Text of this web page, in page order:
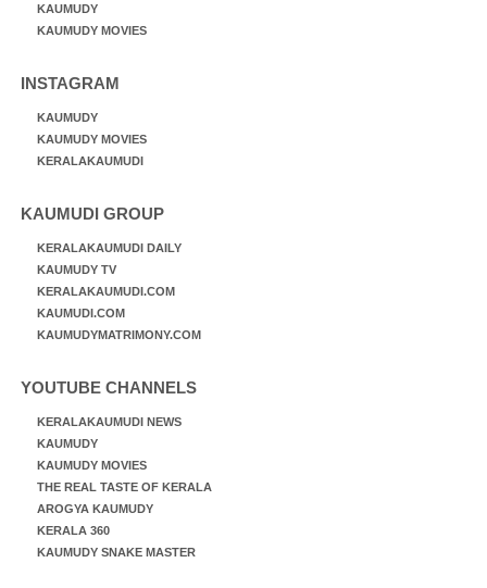
KAUMUDY
KAUMUDY MOVIES
INSTAGRAM
KAUMUDY
KAUMUDY MOVIES
KERALAKAUMUDI
KAUMUDI GROUP
KERALAKAUMUDI DAILY
KAUMUDY TV
KERALAKAUMUDI.COM
KAUMUDI.COM
KAUMUDYMATRIMONY.COM
YOUTUBE CHANNELS
KERALAKAUMUDI NEWS
KAUMUDY
KAUMUDY MOVIES
THE REAL TASTE OF KERALA
AROGYA KAUMUDY
KERALA 360
KAUMUDY SNAKE MASTER